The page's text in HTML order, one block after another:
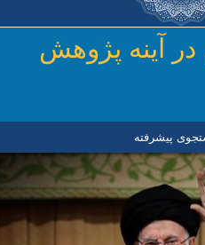
محتوای اصلی
در آينه پژوهش
پیشرفته